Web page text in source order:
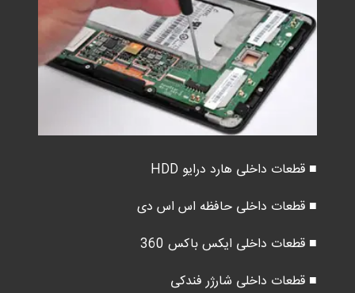
■ قطعات داخلی هارد درایو HDD
■ قطعات داخلی حافظه اس اس دی
■ قطعات داخلی ایکس باکس 360
■ قطعات داخلی شارژر فندکی